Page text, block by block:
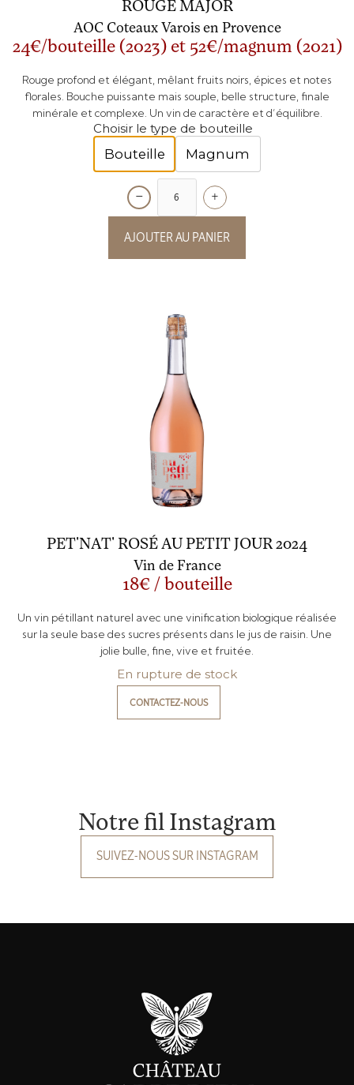
ROUGE MAJOR
AOC Coteaux Varois en Provence
24€/bouteille (2023) et 52€/magnum (2021)
Rouge profond et élégant, mêlant fruits noirs, épices et notes
florales. Bouche puissante mais souple, belle structure, finale
minérale et complexe. Un vin de caractère et d’équilibre.
Choisir le type de bouteille
Bouteille Magnum
− +
PET'NAT' ROSÉ AU PETIT JOUR 2024
Vin de France
18€ / bouteille
Un vin pétillant naturel avec une vinification biologique réalisée
sur la seule base des sucres présents dans le jus de raisin. Une
jolie bulle, fine, vive et fruitée.
En rupture de stock
CONTACTEZ-NOUS
Notre fil Instagram
SUIVEZ-NOUS SUR INSTAGRAM